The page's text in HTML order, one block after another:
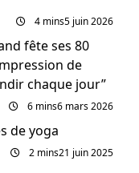
4 mins5 juin 2026
fête ses 80
de
chaque jour”
6 mins6 mars 2026
de yoga
2 mins21 juin 2025